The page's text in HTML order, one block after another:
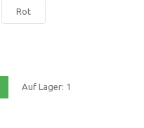
Rot
Auf Lager: 1